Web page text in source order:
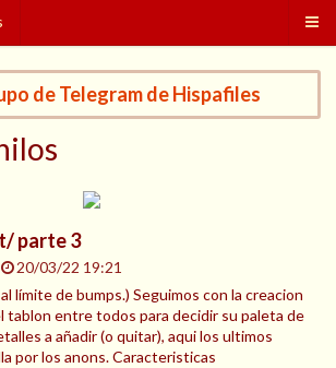
de Telegram de Hispafiles
parte 3
20/03/22 19:21
límite de bumps.) Seguimos con la creacion
tablon entre todos para decidir su paleta de
a añadir (o quitar), aqui los ultimos
por los anons. Caracteristicas